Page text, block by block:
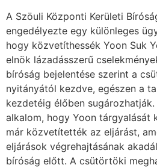
A Szöuli Központi Kerületi
engedélyezte egy különleges
hogy közvetíthessék Yoon Suk
elnök lázadásszerű
bíróság bejelentése szerint a
nyitányától kezdve, egészen a
kezdetéig élőben
alkalom, hogy Yoon tárgyalását
már közvetítették az eljárást,
eljárások végrehajtásának
bíróság előtt. A csütörtöki